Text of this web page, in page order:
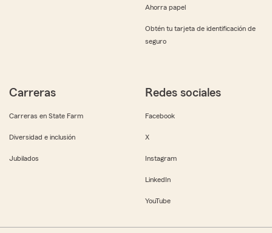
Ahorra papel
Obtén tu tarjeta de identificación de
seguro
Carreras
Carreras en State Farm
Diversidad e inclusión
Jubilados
Redes sociales
Facebook
X
Instagram
LinkedIn
YouTube